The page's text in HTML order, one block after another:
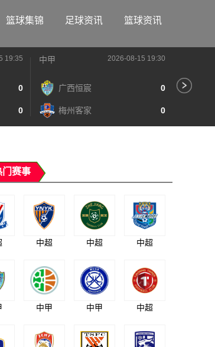
篮球集锦 足球资讯 篮球资讯
19:35
0
0
中甲 2026-08-15 19:30
广西恒宸 0
梅州客家 0
门赛事
中超 中超 中超
中甲 中甲 中超